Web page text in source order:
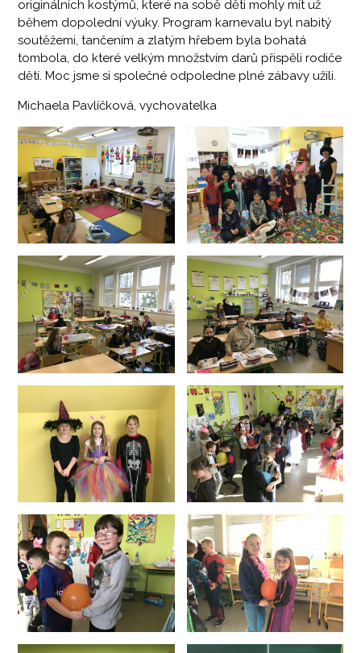
originálních kostýmů, které na sobě děti mohly mít už
během dopolední výuky. Program karnevalu byl nabitý
soutěžemi, tančením a zlatým hřebem byla bohatá
tombola, do které velkým množstvím darů přispěli rodiče
dětí. Moc jsme si společné odpoledne plné zábavy užili.
Michaela Pavlíčková, vychovatelka